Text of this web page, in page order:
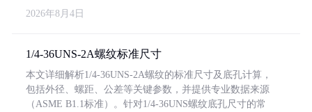
2026年8月4日
1/4-36UNS-2A螺纹标准尺寸
本文详细解析1/4-36UNS-2A螺纹的标准尺寸及底孔计算，
包括外径、螺距、公差等关键参数，并提供专业数据来源
（ASME B1.1标准）。针对1/4-36UNS螺纹底孔尺寸的常